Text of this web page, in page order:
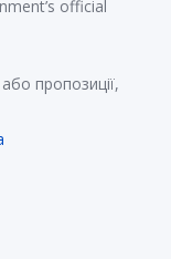
official
пропозиції,